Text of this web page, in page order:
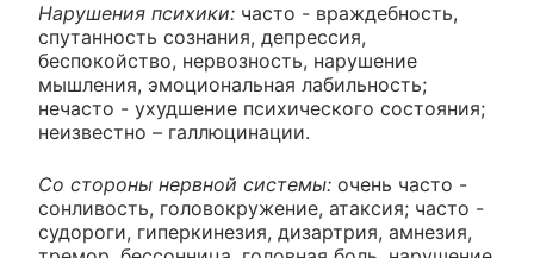
Нарушения психики: часто - враждебность,
спутанность сознания, депрессия,
беспокойство, нервозность, нарушение
мышления, эмоциональная лабильность;
нечасто - ухудшение психического состояния;
неизвестно – галлюцинации.
Со стороны нервной системы: очень часто -
сонливость, головокружение, атаксия; часто -
судороги, гиперкинезия, дизартрия, амнезия,